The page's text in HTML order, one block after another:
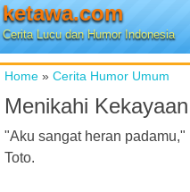
ketawa.com
Cerita Lucu dan Humor Indonesia
Home » Cerita Humor Umum
Menikahi Kekayaan
"Aku sangat heran
Toto.